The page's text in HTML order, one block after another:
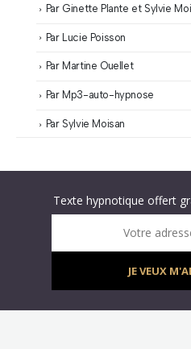
Par Ginette Plante et Sylvie
Par Lucie Poisson
Par Martine Ouellet
Par Mp3-auto-hypnose
Par Sylvie Moisan
Texte hypnotique offert
Infolettre : obtenez un
Votre
JE VEUX